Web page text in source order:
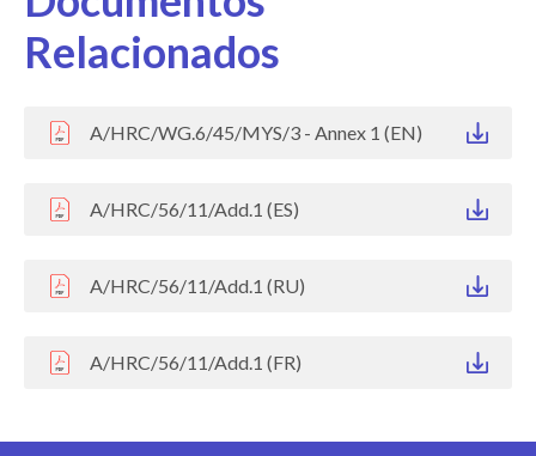
Relacionados
A/HRC/WG.6/45/MYS/3 - Annex 1 (EN)
A/HRC/56/11/Add.1 (ES)
A/HRC/56/11/Add.1 (RU)
A/HRC/56/11/Add.1 (FR)